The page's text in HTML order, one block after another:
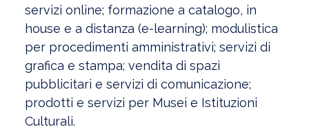
servizi online; formazione a catalogo, in
house e a distanza (e-learning); modulistica
per procedimenti amministrativi; servizi di
grafica e stampa; vendita di spazi
pubblicitari e servizi di comunicazione;
prodotti e servizi per Musei e Istituzioni
Culturali.